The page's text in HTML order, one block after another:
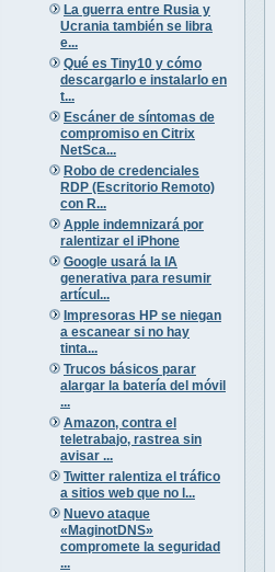
La guerra entre Rusia y
Ucrania también se libra
e...
Qué es Tiny10 y cómo
descargarlo e instalarlo en
t...
Escáner de síntomas de
compromiso en Citrix
NetSca...
Robo de credenciales
RDP (Escritorio Remoto)
con R...
Apple indemnizará por
ralentizar el iPhone
Google usará la IA
generativa para resumir
artícul...
Impresoras HP se niegan
a escanear si no hay
tinta...
Trucos básicos parar
alargar la batería del móvil
...
Amazon, contra el
teletrabajo, rastrea sin
avisar ...
Twitter ralentiza el tráfico
a sitios web que no l...
Nuevo ataque
«MaginotDNS»
compromete la seguridad
...